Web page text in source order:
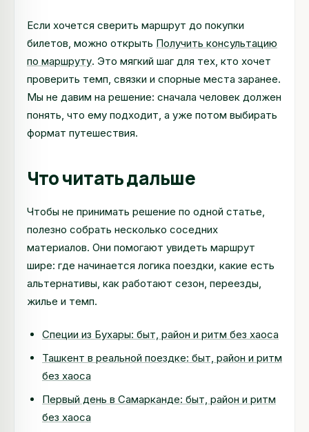
Если хочется сверить маршрут до покупки
билетов, можно открыть Получить консультацию
по маршруту. Это мягкий шаг для тех, кто хочет
проверить темп, связки и спорные места заранее.
Мы не давим на решение: сначала человек должен
понять, что ему подходит, а уже потом выбирать
формат путешествия.
Что читать дальше
Чтобы не принимать решение по одной статье,
полезно собрать несколько соседних
материалов. Они помогают увидеть маршрут
шире: где начинается логика поездки, какие есть
альтернативы, как работают сезон, переезды,
жилье и темп.
Специи из Бухары: быт, район и ритм без хаоса
Ташкент в реальной поездке: быт, район и ритм
без хаоса
Первый день в Самарканде: быт, район и ритм
без хаоса